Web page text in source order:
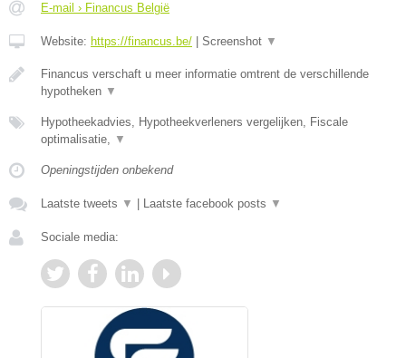
E-mail › Financus België
Website: https://financus.be/ Screenshot ▼
Financus verschaft u meer informatie omtrent de verschillende
hypotheken ▼
Hypotheekadvies, Hypotheekverleners vergelijken, Fiscale
optimalisatie, ▼
Openingstijden onbekend
Laatste tweets ▼ Laatste facebook posts ▼
Sociale media: